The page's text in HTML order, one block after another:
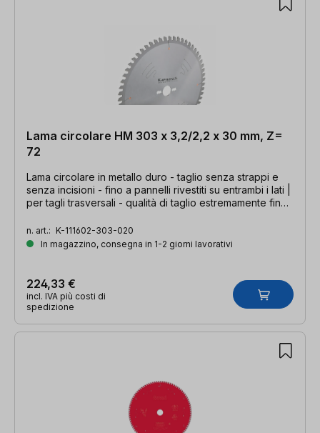
Lama circolare HM 303 x 3,2/2,2 x 30 mm, Z=
72
Lama circolare in metallo duro - taglio senza strappi e
senza incisioni - fino a pannelli rivestiti su entrambi i lati |
per tagli trasversali - qualità di taglio estremamente fine |
n. art.: K-111602-303-020
In magazzino, consegna in 1-2 giorni lavorativi
224,33 €
incl. IVA più costi di
spedizione